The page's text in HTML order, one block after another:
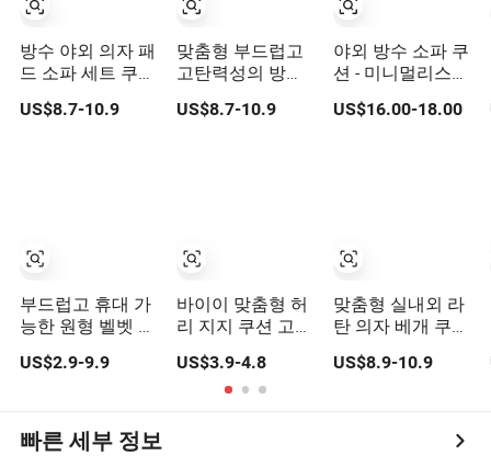
방수 야외 의자 패
드 소파 세트 쿠션
는 내구성 있는 소
US$8.7-10.9
부드럽고 휴대 가
능한 원형 벨벳 쿠
션 대형 쿠션
US$2.9-9.9
맞춤형 부드럽고
고탄력성의 방수
라운지 스트라이
US$8.7-10.9
바이이 맞춤형 허
리 지지 쿠션 고급
원단 커버 사용
US$3.9-4.8
야외 방수 소파 쿠
션 - 미니멀리스트
내구성 있는 패드
US$16.00-18.00
맞춤형 실내외 라
탄 의자 베개 쿠션
정원 태양 해변 라
운지 리클라이너
US$8.9-10.9
빠른 세부 정보